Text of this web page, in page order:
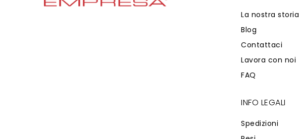
La nostra storia
Blog
Contattaci
Lavora con noi
FAQ
INFO LEGALI
Spedizioni